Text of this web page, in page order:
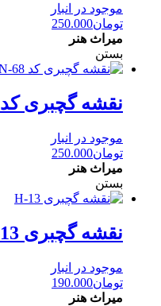
موجود در انبار
تومان250.000
میراث هنر
بستن
نقشه گچبری کد N-68
موجود در انبار
تومان250.000
میراث هنر
بستن
نقشه گچبری H-13
موجود در انبار
تومان190.000
میراث هنر